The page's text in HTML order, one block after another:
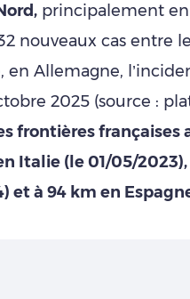
principalement en
nouveaux cas entre
en Allemagne,
2025 (source :
frontières françaises
Italie (le 01/05/2023),
à 94 km en